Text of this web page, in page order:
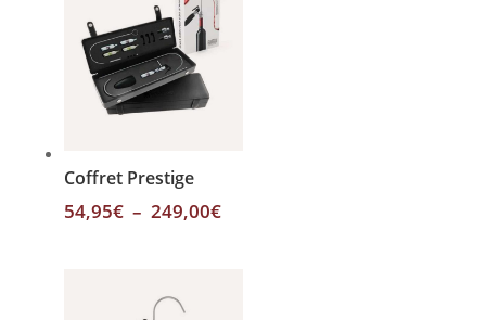
Coffret Prestige
54,95€ – 249,00€Plage